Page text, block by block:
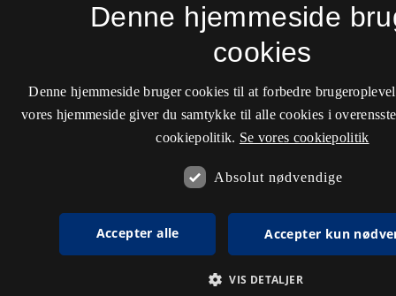
Denne hjemmeside
cookies
Denne hjemmeside bruger cookies til at forbedre
vores hjemmeside giver du samtykke til alle cookies i
cookiepolitik. Se vores cookiepolitik
Absolut nødvendige
Accepter alle Accepter kun
VIS DETALJER